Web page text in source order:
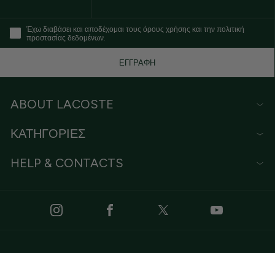
Έχω διαβάσει και αποδέχομαι τους όρους χρήσης και την πολιτική
προστασίας δεδομένων.
ΕΓΓΡΑΦΗ
ABOUT LACOSTE
ΚΑΤΗΓΟΡΙΕΣ
HELP & CONTACTS